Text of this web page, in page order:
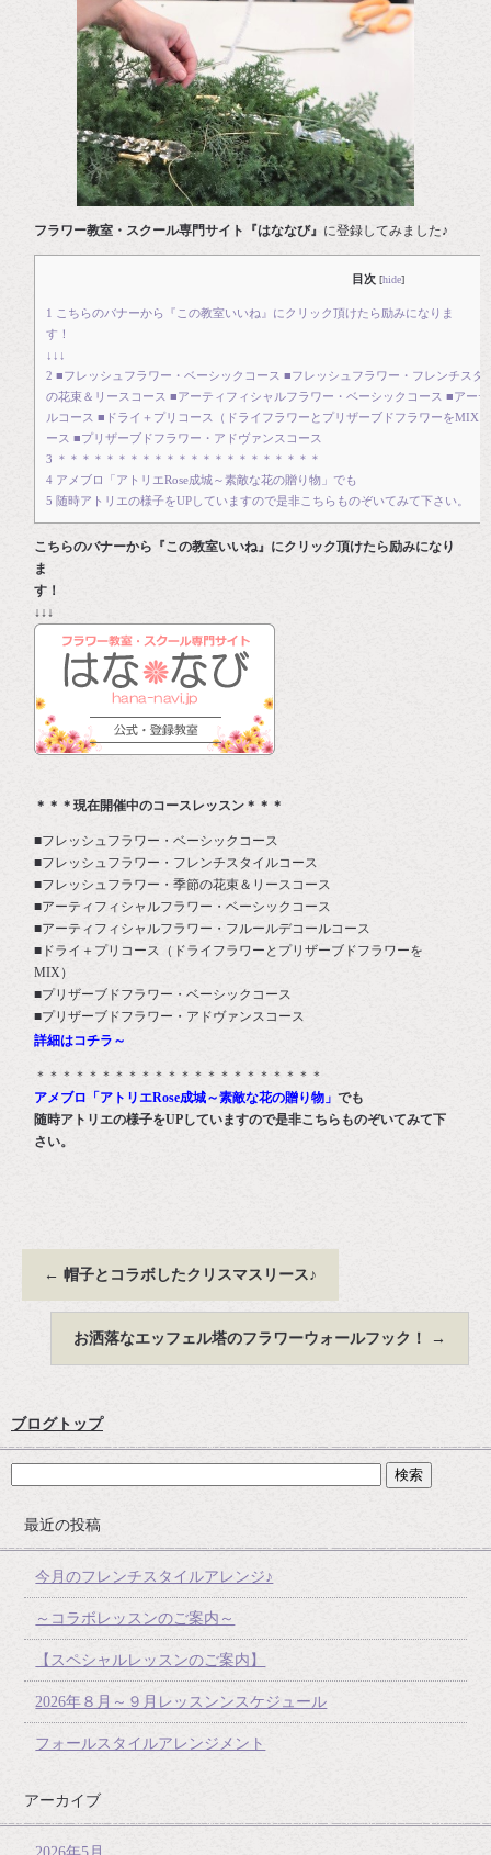
フラワー教室・スクール専門サイト『はななび』 に登録してみました♪
目次 [hide]
1 こちらのバナーから『この教室いいね』にクリック頂けたら励みになりま
す
↓↓↓
2 ■フレッシュフラワー・ベーシックコース ■フレッシュフラワー・フレンチス
の花束＆リースコース ■アーティフィシャルフラワー・ベーシックコース ■アー
ルコース ■ドライ＋プリコース（ドライフラワーとプリザーブドフラワーをMIX
ース ■プリザーブドフラワー・アドヴァンスコース
3 ＊＊＊＊＊＊＊＊＊＊＊＊＊＊＊＊＊＊＊＊＊＊
4 アメブロ「アトリエRose成城～素敵な花の贈り物」でも
5 随時アトリエの様子をUPしていますので是非こちらものぞいてみて下さい。
こちらのバナーから『この教室いいね』にクリック頂けたら励みになり
ま
す
↓↓↓
＊＊＊現在開催中のコースレッスン＊＊＊
■フレッシュフラワー・ベーシックコース
■フレッシュフラワー・フレンチスタイルコース
■フレッシュフラワー・季節の花束＆リースコース
■アーティフィシャルフラワー・ベーシックコース
■アーティフィシャルフラワー・フルールデコールコース
■ドライ＋プリコース（ドライフラワーとプリザーブドフラワーを
MIX）
■プリザーブドフラワー・ベーシックコース
■プリザーブドフラワー・アドヴァンスコース
詳細はコチラ～
＊＊＊＊＊＊＊＊＊＊＊＊＊＊＊＊＊＊＊＊＊＊
アメブロ「アトリエRose成城～素敵な花の贈り物」でも
随時アトリエの様子をUPしていますので是非こちらものぞいてみて下
さい。
← 帽子とコラボしたクリスマスリース♪
お洒落なエッフェル塔のフラワーウォールフック！ →
ブログトップ
最近の投稿
今月のフレンチスタイルアレンジ♪
～コラボレッスンのご案内～
【スペシャルレッスンのご案内】
2026年８月～９月レッスンンスケジュール
フォールスタイルアレンジメント
アーカイブ